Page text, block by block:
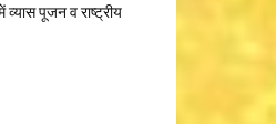
व्यास पूजन व राष्ट्रीय